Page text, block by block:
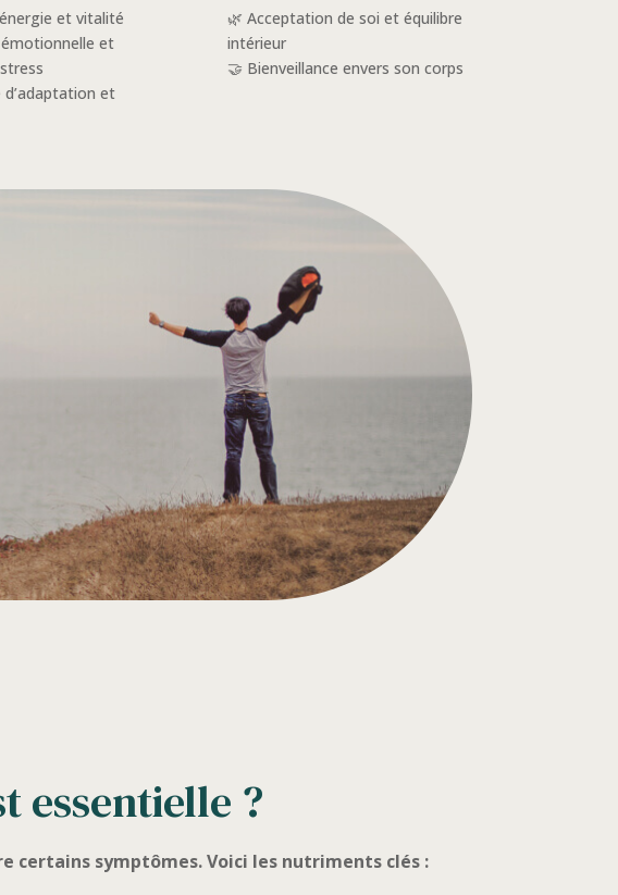
et vitalité
et
d’adaptation et
🌿 Acceptation de soi et équilibre
intérieur
🤝 Bienveillance envers son corps
essentielle ?
symptômes. Voici les nutriments clés :